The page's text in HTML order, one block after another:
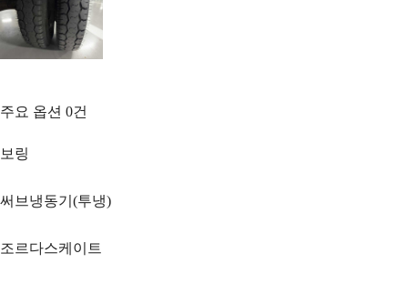
주요 옵션 0건
보링
써브냉동기(투냉)
조르다스케이트